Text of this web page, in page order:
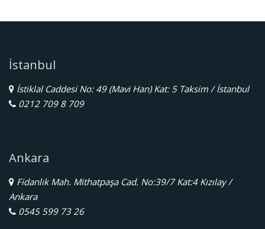
İstanbul
İstiklal Caddesi No: 49 (Mavi Han) Kat: 5 Taksim / İstanbul
0212 709 8 709
Ankara
Fidanlık Mah. Mithatpaşa Cad. No:39/7 Kat:4 Kızılay /
Ankara
0545 599 73 26